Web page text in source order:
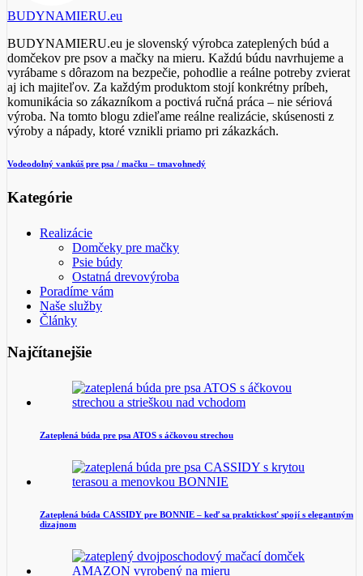
BUDYNAMIERU.eu
BUDYNAMIERU.eu je slovenský výrobca zateplených búd a
domčekov pre psov a mačky na mieru. Každú búdu navrhujeme a
vyrábame s dôrazom na bezpečie, pohodlie a reálne potreby zvierat
aj ich majiteľov. Za každým produktom stojí konkrétny príbeh,
komunikácia so zákazníkom a poctivá ručná práca – nie sériová
výroba. Na tomto blogu zdieľame reálne realizácie, skúsenosti z
výroby a nápady, ktoré vznikli priamo pri zákazkách.
Vodeodolný vankúš pre psa / mačku – tmavohnedý
Kategórie
Realizácie
Domčeky pre mačky
Psie búdy
Ostatná drevovýroba
Poradíme vám
Naše služby
Články
Najčítanejšie
Zateplená búda pre psa ATOS s áčkovou strechou
Zateplená búda CASSIDY pre BONNIE – keď sa praktickosť spojí s elegantným
dizajnom